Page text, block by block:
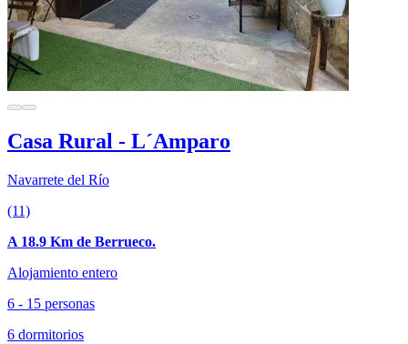
Casa Rural - L´Amparo
Navarrete del Río
(11)
A 18.9 Km de Berrueco.
Alojamiento entero
6 - 15 personas
6 dormitorios